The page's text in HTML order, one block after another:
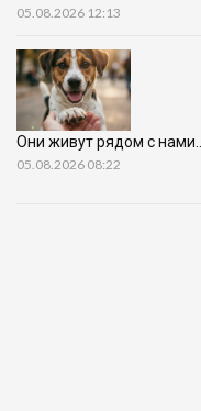
05.08.2026 12:13
Они живут рядом с нами…
05.08.2026 08:22